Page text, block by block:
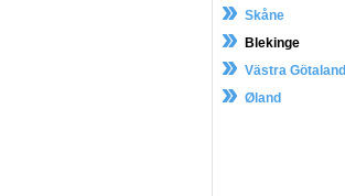
Skåne
Blekinge
Västra Götaland
Øland